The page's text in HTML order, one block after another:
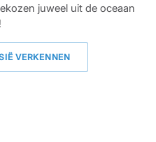
juweel uit de oceaan
VERKENNEN